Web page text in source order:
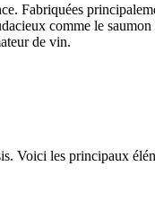
Fabriquées
comme le
de vin.
Voici les principaux